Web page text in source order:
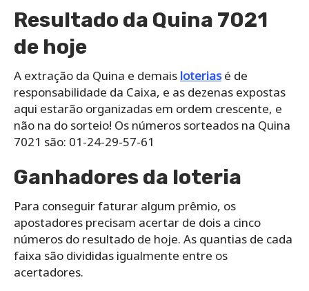
Resultado da Quina 7021
de hoje
A extração da Quina e demais loteriasé de
responsabilidade da Caixa, e as dezenas expostas
aqui estarão organizadas em ordem crescente, e
não na do sorteio! Os números sorteados na Quina
7021 são: 01-24-29-57-61
Ganhadores da loteria
Para conseguir faturar algum prêmio, os
apostadores precisam acertar de dois a cinco
números do resultado de hoje. As quantias de cada
faixa são divididas igualmente entre os
acertadores.